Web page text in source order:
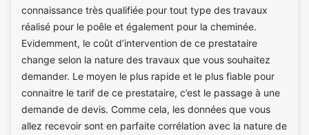
connaissance très qualifiée pour tout type des travaux
réalisé pour le poêle et également pour la cheminée.
Evidemment, le coût d’intervention de ce prestataire
change selon la nature des travaux que vous souhaitez
demander. Le moyen le plus rapide et le plus fiable pour
connaitre le tarif de ce prestataire, c’est le passage à une
demande de devis. Comme cela, les données que vous
allez recevoir sont en parfaite corrélation avec la nature de